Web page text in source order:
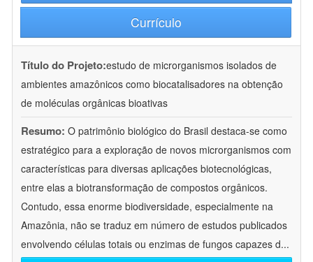
Currículo
Título do Projeto:estudo de microrganismos isolados de
ambientes amazônicos como biocatalisadores na obtenção
de moléculas orgânicas bioativas
Resumo: O patrimônio biológico do Brasil destaca-se como
estratégico para a exploração de novos microrganismos com
características para diversas aplicações biotecnológicas,
entre elas a biotransformação de compostos orgânicos.
Contudo, essa enorme biodiversidade, especialmente na
Amazônia, não se traduz em número de estudos publicados
envolvendo células totais ou enzimas de fungos capazes d...